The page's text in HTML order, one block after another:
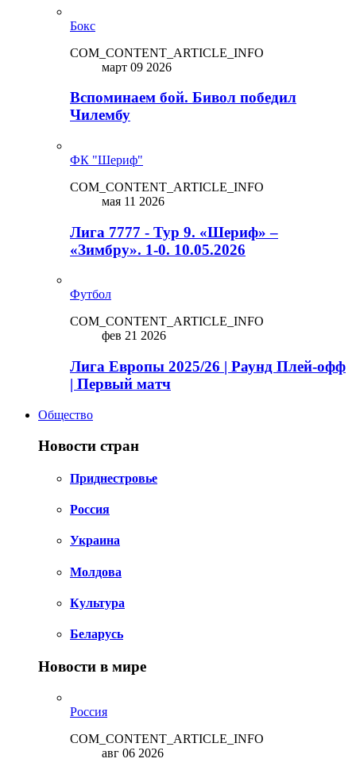
Бокс
COM_CONTENT_ARTICLE_INFO
март 09 2026
Вспоминаем бой. Бивол победил
Чилембу
ФК "Шериф"
COM_CONTENT_ARTICLE_INFO
мая 11 2026
Лига 7777 - Тур 9. «Шериф» –
«Зимбру». 1-0. 10.05.2026
Футбол
COM_CONTENT_ARTICLE_INFO
фев 21 2026
Лига Европы 2025/26 | Раунд Плей-офф
| Первый матч
Общество
Новости стран
Приднестровье
Россия
Украина
Молдова
Культура
Беларусь
Новости в мире
Россия
COM_CONTENT_ARTICLE_INFO
авг 06 2026